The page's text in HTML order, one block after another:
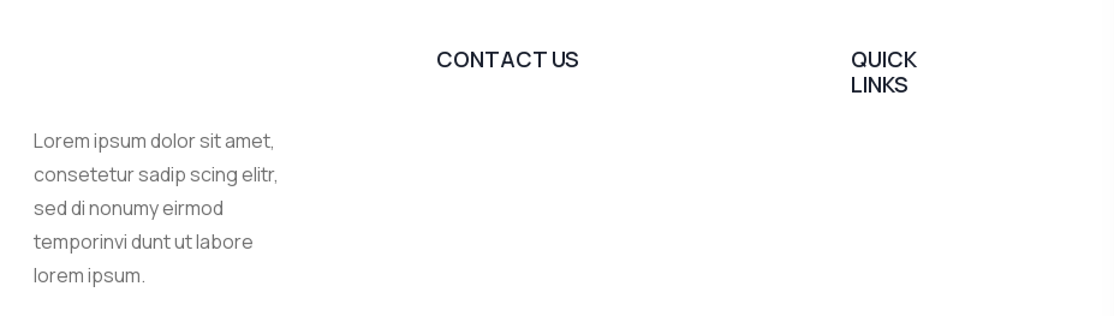
Lorem ipsum dolor sit amet,
consetetur sadip scing elitr,
sed di nonumy eirmod
temporinvi dunt ut labore
lorem ipsum.
CONTACT US
QUICK
LINKS